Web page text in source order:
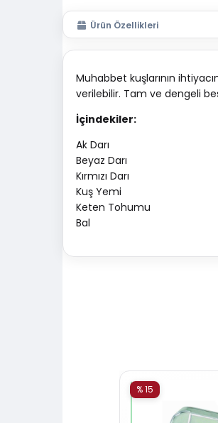
Ürün Özellikleri
Muhabbet kuşlarının
verilebilir. Tam ve dengeli
İçindekiler:
Ak Darı
Beyaz Darı
Kırmızı Darı
Kuş Yemi
Keten Tohumu
Bal
% 15